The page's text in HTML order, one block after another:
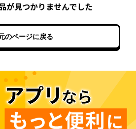
が見つかりませんでした
のページに戻る